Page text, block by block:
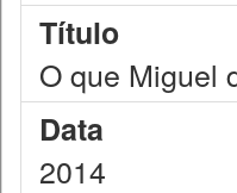
Título
O que Miguel
Data
2014